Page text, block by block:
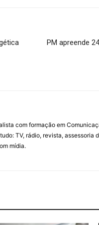
PM apreende
com formação em
TV, rádio, revista, assessoria
mídia.